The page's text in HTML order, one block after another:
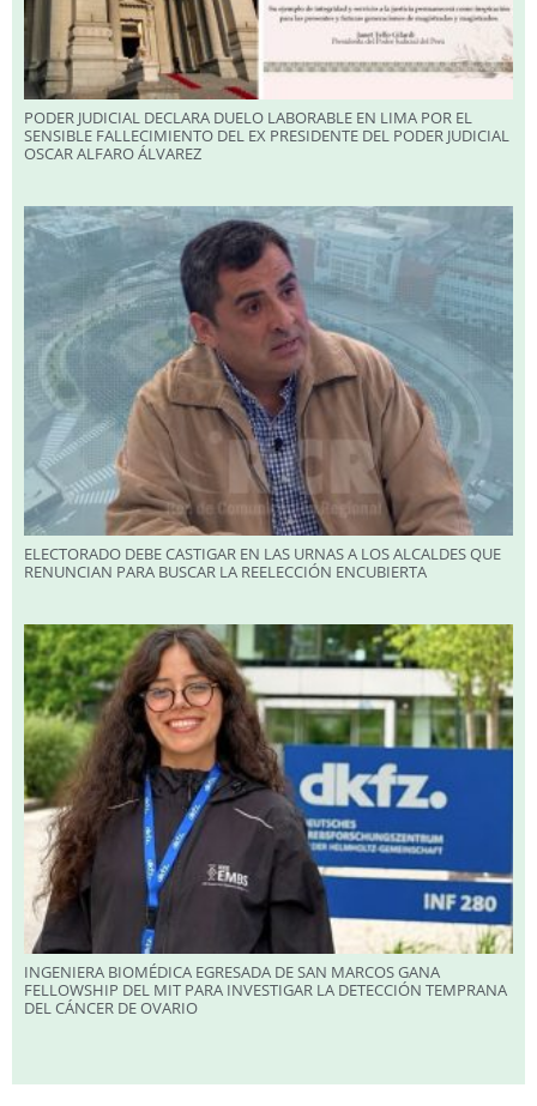
PODER JUDICIAL DECLARA DUELO LABORABLE EN LIMA POR EL
SENSIBLE FALLECIMIENTO DEL EX PRESIDENTE DEL PODER JUDICIAL
OSCAR ALFARO ÁLVAREZ
ELECTORADO DEBE CASTIGAR EN LAS URNAS A LOS ALCALDES QUE
RENUNCIAN PARA BUSCAR LA REELECCIÓN ENCUBIERTA
INGENIERA BIOMÉDICA EGRESADA DE SAN MARCOS GANA
FELLOWSHIP DEL MIT PARA INVESTIGAR LA DETECCIÓN TEMPRANA
DEL CÁNCER DE OVARIO